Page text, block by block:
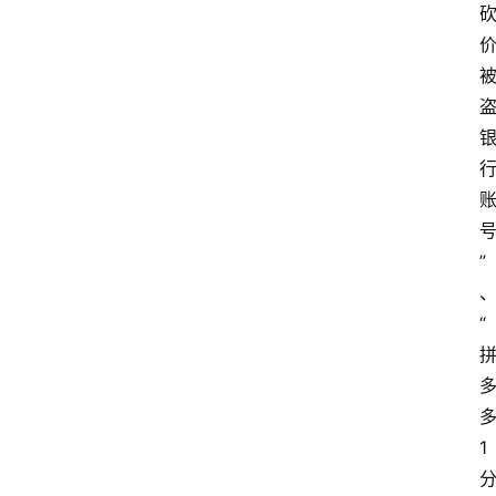
砍
价
被
盗
银
行
账
号
”
、
“
拼
多
多
1
分